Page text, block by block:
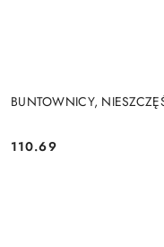
BUNTOWNICY,
Cena:
110.69